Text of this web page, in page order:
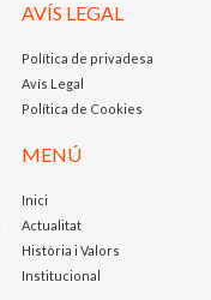
AVÍS LEGAL
Política de privadesa
Avís Legal
Política de Cookies
MENÚ
Inici
Actualitat
Història i Valors
Institucional